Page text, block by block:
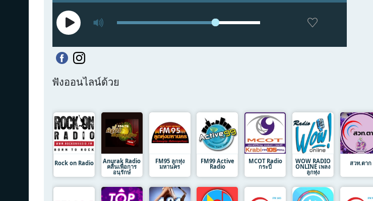
ฟังออนไลน์ด้วย
Rock on Radio Anurak Radio
คลื่นเพื่อการ
อนุรักษ์
FM95 ลูกทุ่ง
มหานคร
FM99 Active
Radio
MCOT Radio
กระบี่
WOW RADIO
ONLINE เพลง
ลูกทุ่ง
สวท.ตาก